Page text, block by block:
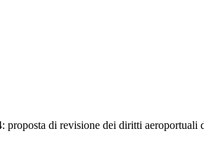
di revisione dei diritti aeroportuali